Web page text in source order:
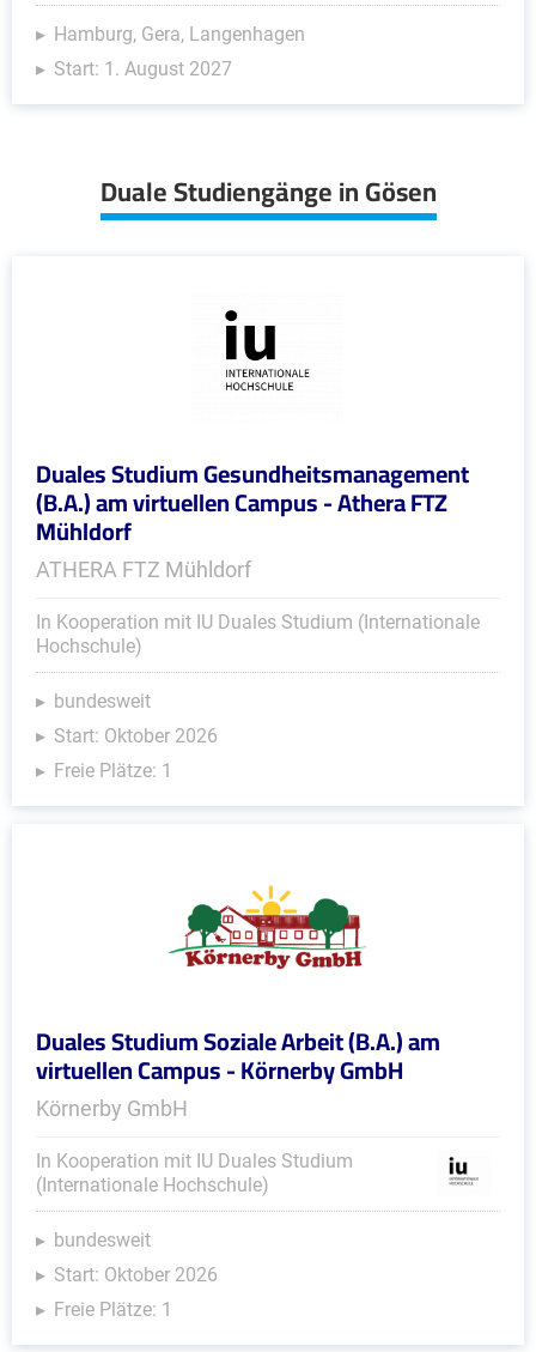
Hamburg, Gera, Langenhagen
Start: 1. August 2027
Duale Studiengänge in Gösen
Duales Studium Gesundheitsmanagement
(B.A.) am virtuellen Campus - Athera FTZ
Mühldorf
ATHERA FTZ Mühldorf
In Kooperation mit IU Duales Studium (Internationale
Hochschule)
bundesweit
Start: Oktober 2026
Freie Plätze: 1
Duales Studium Soziale Arbeit (B.A.) am
virtuellen Campus - Körnerby GmbH
Körnerby GmbH
In Kooperation mit IU Duales Studium
(Internationale Hochschule)
bundesweit
Start: Oktober 2026
Freie Plätze: 1